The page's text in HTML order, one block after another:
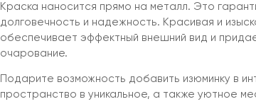
Краска наносится прямо на металл. Это
долговечность и надежность. Красивая и
обеспечивает эффектный внешний вид и
очарование.
Подарите возможность добавить изюминку в
пространство в уникальное, а также уютное